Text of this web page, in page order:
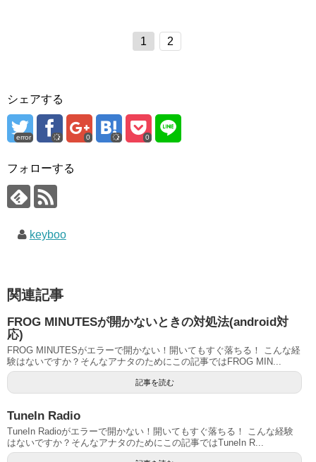
1 2
シェアする
error 0 0
フォローする
keyboo
関連記事
FROG MINUTESが開かないときの対処法(android対
応)
FROG MINUTESがエラーで開かない！開いてもすぐ落ちる！ こんな経
験はないですか？そんなアナタのためにこの記事ではFROG MIN...
記事を読む
TuneIn Radio
TuneIn Radioがエラーで開かない！開いてもすぐ落ちる！ こんな経験
はないですか？そんなアナタのためにこの記事ではTuneIn R...